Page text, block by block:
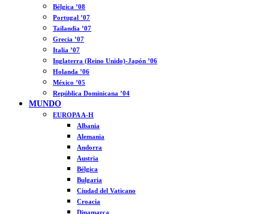
Bélgica ’08
Portugal ’07
Tailandia ’07
Grecia ’07
Italia ’07
Inglaterra (Reino Unido)-Japón ’06
Holanda ’06
México ’05
República Dominicana ’04
MUNDO
EUROPA A-H
Albania
Alemania
Andorra
Austria
Bélgica
Bulgaria
Ciudad del Vaticano
Croacia
Dinamarca